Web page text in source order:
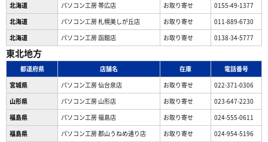
北海道
パソコン工房 帯広店 お取り寄せ
0155-49-1377
北海道
パソコン⼯房 札幌美しが丘店 お取り寄せ
011-889-6730
北海道
パソコン工房 函館店 お取り寄せ 0138-34-5777
東北地方
都道府県 店舗名 在庫
電話番号
宮城県
パソコン工房 仙台泉店 お取り寄せ
022-371-0306
山形県
パソコン工房 山形店 お取り寄せ
023-647-2230
福島県
パソコン工房 福島店 お取り寄せ
024-555-0611
福島県
パソコン工房 郡山うねめ通り店 お取り寄せ 024-954-5196